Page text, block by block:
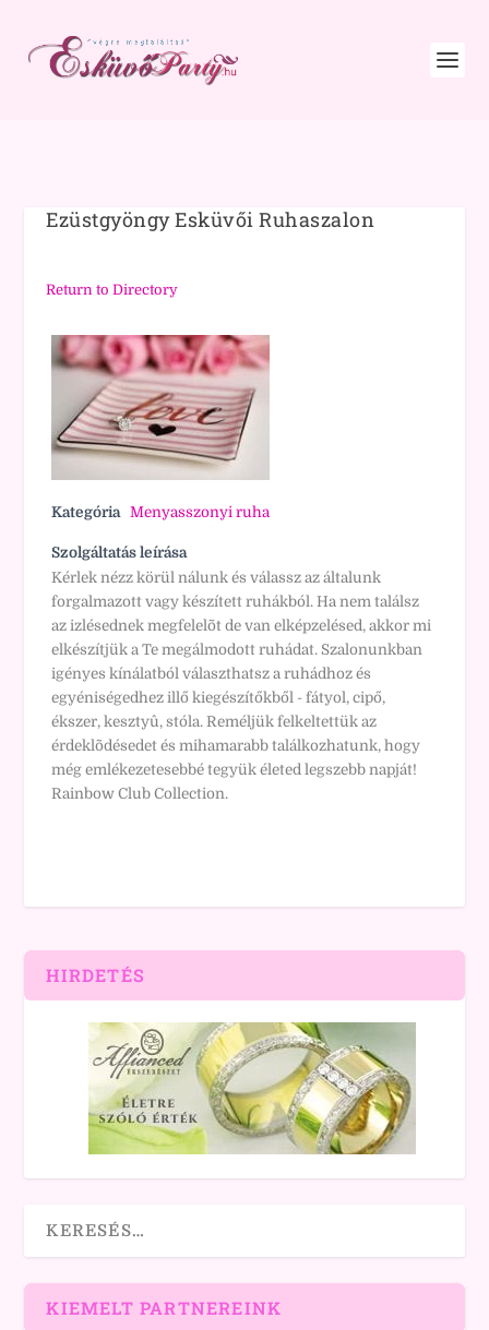
Ezüstgyöngy Esküvői Ruhaszalon
Return to Directory
Kategória Menyasszonyi ruha
Szolgáltatás leírása
Kérlek nézz körül nálunk és válassz az általunk
forgalmazott vagy készített ruhákból. Ha nem találsz
az izlésednek megfelelõt de van elképzelésed, akkor mi
elkészítjük a Te megálmodott ruhádat. Szalonunkban
igényes kínálatból választhatsz a ruhádhoz és
egyéniségedhez illő kiegészítőkből - fátyol, cipő,
ékszer, kesztyû, stóla. Reméljük felkeltettük az
érdeklõdésedet és mihamarabb találkozhatunk, hogy
még emlékezetesebbé tegyük életed legszebb napját!
Rainbow Club Collection.
HIRDETÉS
KIEMELT PARTNEREINK